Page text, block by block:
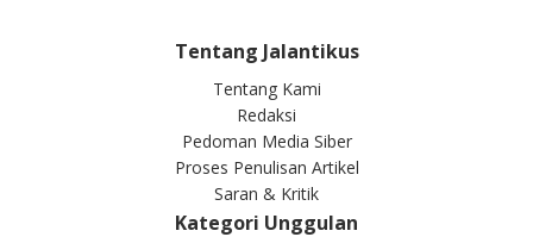
Tentang Jalantikus
Tentang Kami
Redaksi
Pedoman Media Siber
Proses Penulisan Artikel
Saran & Kritik
Kategori Unggulan